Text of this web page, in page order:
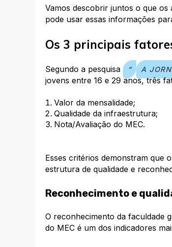
Vamos descobrir juntos o que
pode usar essas informações
Os 3 principais
Segundo a pesquisa “ A
jovens entre 16 e 29 anos, três
Valor da mensalidade;
Qualidade da infraestrutura;
Nota/Avaliação do MEC.
Esses critérios demonstram que
estrutura de qualidade e
Reconhecimento e
O reconhecimento da faculdade
do MEC é um dos indicadores